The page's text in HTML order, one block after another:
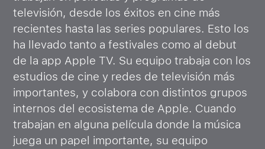
televisión, desde los éxitos en cine más
recientes hasta las series populares. Esto los
ha llevado tanto a festivales como al debut
de la app Apple TV. Su equipo trabaja con los
estudios de cine y redes de televisión más
importantes, y colabora con distintos grupos
internos del ecosistema de Apple. Cuando
trabajan en alguna película donde la música
juega un papel importante, su equipo